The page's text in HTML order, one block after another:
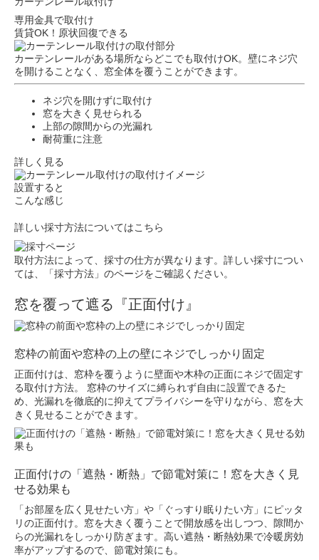
専用金具で取付け
賃貸OK！原状回復できる
カーテンレールがある場所ならどこでも取付けOK。壁にネジ穴
を開けることなく、窓全体を覆うことができます。
ネジ穴を開けずに取付け
窓を大きく見せられる
上部の隙間からの光漏れ
耐荷重に注意
詳しく見る
設置すると
こんな感じ
詳しい採寸方法についてはこちら
取付方法によって、採寸の仕方が異なります。詳しい採寸につい
ては、「採寸方法」のページをご確認ください。
窓を覆って遮る『正面付け』
窓枠の前面や窓枠の上の壁にネジでしっかり固定
正面付けは、窓枠を覆うように壁面や木枠の正面にネジで固定す
る取付け方法。 窓枠のサイズに縛られず自由に設置できるた
め、光漏れを徹底的に抑えてプライバシーを守りながら、窓を大
きく見せることができます。
正面付けの「遮熱・断熱」で節電対策に！窓を大きく見
せる効果も
「お部屋を広く見せたい方」や「ぐっすり眠りたい方」にピッタ
リの正面付け。窓を大きく覆うことで開放感を出しつつ、隙間か
らの光漏れをしっかり防ぎます。高い遮熱・断熱効果で冷暖房効
率がアップするので、節電対策にも。